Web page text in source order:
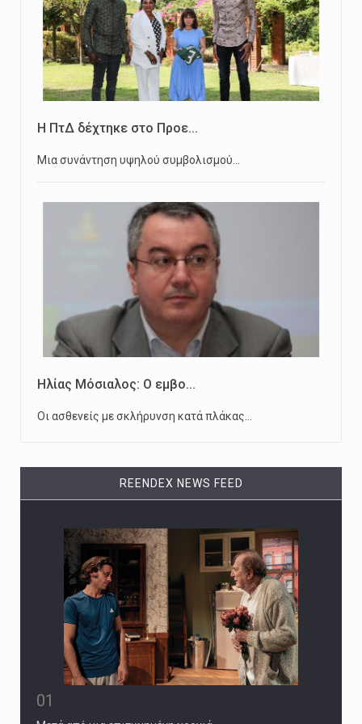
Η ΠτΔ δέχτηκε στο Προε...
Μια συνάντηση υψηλού συμβολισμού…
Ηλίας Μόσιαλος: Ο εμβο...
Οι ασθενείς με σκλήρυνση κατά πλάκας…
REENDEX NEWS FEED
01